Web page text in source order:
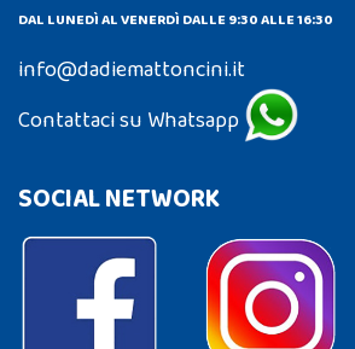
DAL LUNEDÌ AL VENERDÌ DALLE 9:30 ALLE 16:30
info@dadiemattoncini.it
Contattaci su Whatsapp
SOCIAL NETWORK